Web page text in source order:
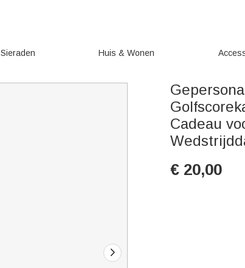
Sieraden Huis & Wonen
Cadeau
€ 20,00